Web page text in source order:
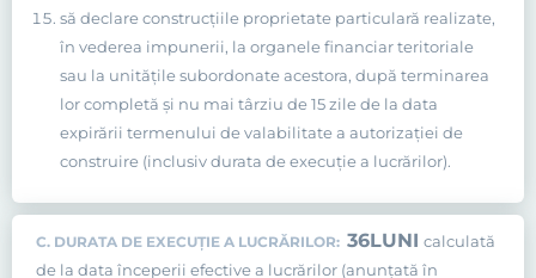
să declare construcţiile proprietate particulară realizate,
în vederea impunerii, la organele financiar teritoriale
sau la unităţile subordonate acestora, după terminarea
lor completă şi nu mai târziu de 15 zile de la data
expirării termenului de valabilitate a autorizaţiei de
construire (inclusiv durata de execuţie a lucrărilor).
C. DURATA DE EXECUŢIE A LUCRĂRILOR: 36LUNI calculată
de la data începerii efective a lucrărilor (anunţată în